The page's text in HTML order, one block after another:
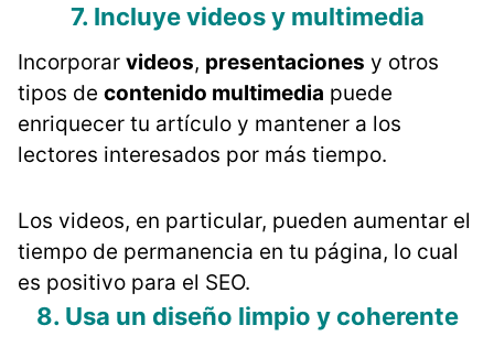
7. Incluye videos y multimedia
Incorporar videos, presentaciones y otros
tipos de contenido multimedia puede
enriquecer tu artículo y mantener a los
lectores interesados por más tiempo.
Los videos, en particular, pueden aumentar el
tiempo de permanencia en tu página, lo cual
es positivo para el SEO​​.
8. Usa un diseño limpio y coherente